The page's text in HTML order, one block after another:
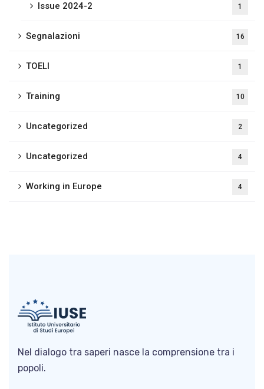
Issue 2024-2 1
Segnalazioni 16
TOELI 1
Training 10
Uncategorized 2
Uncategorized 4
Working in Europe 4
Nel dialogo tra saperi nasce la comprensione tra i
popoli.